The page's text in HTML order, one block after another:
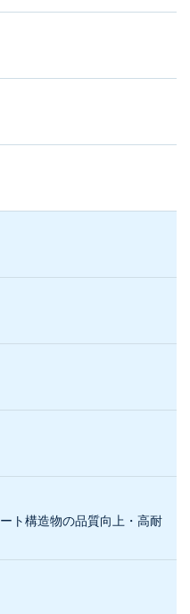
ト構造物の品質向上・高耐